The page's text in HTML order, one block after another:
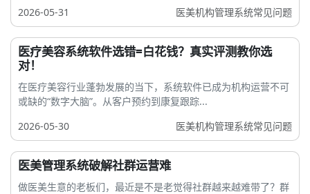
2026-05-31
医美机构管理系统常见问题
医疗美容系统软件选错=白花钱？真实评测教你选
对！
在医疗美容行业蓬勃发展的当下，系统软件已成为机构运营不可
或缺的“数字大脑”。从客户预约到康复跟踪...
2026-05-30
医美机构管理系统常见问题
医美管理系统破解社群运营难
做医美生意的老板们，最近是不是老觉得社群越来越难带了？群